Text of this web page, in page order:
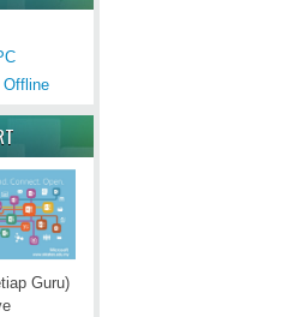
Offline
Guru)